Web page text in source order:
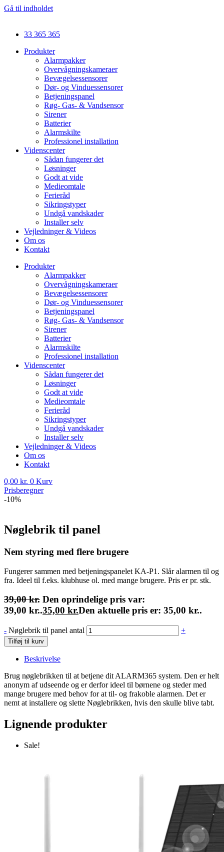
Gå til indholdet
33 365 365
Produkter
Alarmpakker
Overvågningskameraer
Bevægelsessensorer
Dør- og Vinduessensorer
Betjeningspanel
Røg- Gas- & Vandsensor
Sirener
Batterier
Alarmskilte
Professionel installation
Videnscenter
Sådan fungerer det
Løsninger
Godt at vide
Medieomtale
Ferieråd
Sikringstyper
Undgå vandskader
Installer selv
Vejledninger & Videos
Om os
Kontakt
Produkter
Alarmpakker
Overvågningskameraer
Bevægelsessensorer
Dør- og Vinduessensorer
Betjeningspanel
Røg- Gas- & Vandsensor
Sirener
Batterier
Alarmskilte
Professionel installation
Videnscenter
Sådan fungerer det
Løsninger
Godt at vide
Medieomtale
Ferieråd
Sikringstyper
Undgå vandskader
Installer selv
Vejledninger & Videos
Om os
Kontakt
0,00 kr. 0 Kurv
Prisberegner
-10%
Nøglebrik til panel
Nem styring med flere brugere
Fungerer sammen med betjeningspanelet KA-P1. Slår alarmen til og
fra. Ideel til f.eks. klubhuse ol. med mange brugere. Pris er pr. stk.
39,00kr. Den oprindelige pris var:
39,00 kr..35,00 kr.Den aktuelle pris er: 35,00 kr..
- Nøglebrik til panel antal +
Tilføj til kurv
Beskrivelse
Brug nøglebrikken til at betjene dit ALARM365 system. Den er helt
anonym af udseende og er derfor ideel til børnene og steder med
mange brugere med behov for at til- og frakoble alarmen. Det er
nemt at installere og slette Nøglebrikken, hvis den skulle blive tabt.
Lignende produkter
Sale!